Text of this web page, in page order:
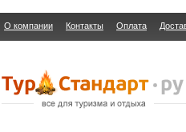
О компании Контакты Оплата